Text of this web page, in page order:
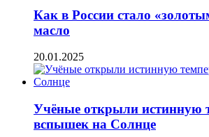
Как в России стало
масло
20.01.2025
Учёные открыли истинную
вспышек на Солнце